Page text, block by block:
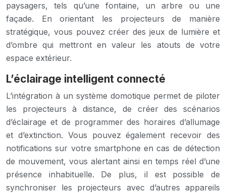
paysagers, tels qu’une fontaine, un arbre ou une
façade. En orientant les projecteurs de manière
stratégique, vous pouvez créer des jeux de lumière et
d’ombre qui mettront en valeur les atouts de votre
espace extérieur.
L’éclairage intelligent connecté
L’intégration à un système domotique permet de piloter
les projecteurs à distance, de créer des scénarios
d’éclairage et de programmer des horaires d’allumage
et d’extinction. Vous pouvez également recevoir des
notifications sur votre smartphone en cas de détection
de mouvement, vous alertant ainsi en temps réel d’une
présence inhabituelle. De plus, il est possible de
synchroniser les projecteurs avec d’autres appareils